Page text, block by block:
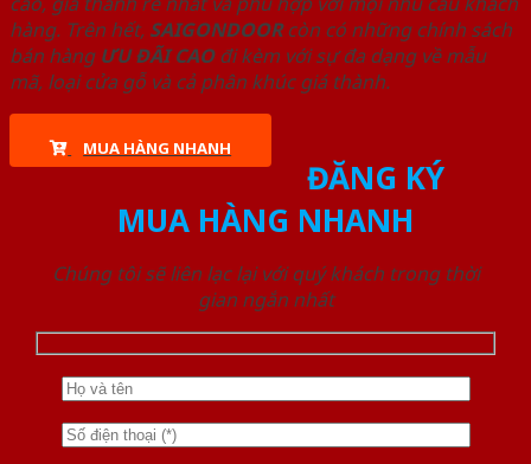
hàng. Trên hết, SAIGONDOORcòn có những chính sách
bán hàng ƯU ĐÃI CAOđi kèm với sự đa dạng về mẫu
mã, loại cửa gỗ và cả phân khúc giá thành.
MUA HÀNG NHANH
ĐĂNG KÝ
MUA HÀNG NHANH
Chúng tôi sẽ liên lạc lại với quý khách trong thời
gian ngắn nhất